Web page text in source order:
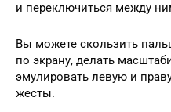
и переключиться между
Вы можете скользить
по экрану, делать
эмулировать левую и
жесты.